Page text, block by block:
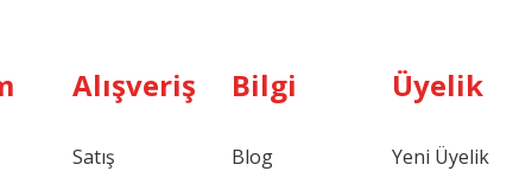
Alışveriş
Satış
Bilgi
Blog
Üyelik
Yeni Üyelik